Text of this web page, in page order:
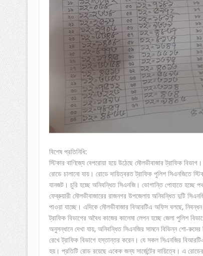
বিশেষ প্রতিনিধি:
স্টিকার বাণিজ্যে বেপরোয়া হয়ে উঠেছে মৌলভীবাজার ট্রাফিক
রোডে চালানো যায়। রোডে দায়িত্বরত ট্রাফিক পুলিশ সিএনজিতে
যানজট। চুরি হচ্ছে অনিবন্ধিত সিএনজি। ভোগান্তি পোহাতে হচ্ছে
ফেব্রুয়ারী মৌলভীবাজারের রাজনগর উপজেলায় অনিবন্ধিত দুটি
পাওয়া যাচ্ছে। এদিকে মৌলভীবাজার বিআরটিএ অফিস বলছে,
ট্রাফিক বিভাগের অবৈধ কাজের কালেমা লেপন হচ্ছে জেলা পুলিশ
অনুসন্ধানে দেখা যায়, অনিবন্ধিত সিএনজির সামনে বিভিন্ন শো-
রেখে ট্রাফিক বিভাগে হস্তান্তর করেন। যে সকল সিএনজির
হয়। প্রতিটি রোড রয়েছে একেক জন্য সার্জেন্টের দায়িত্বে। এ